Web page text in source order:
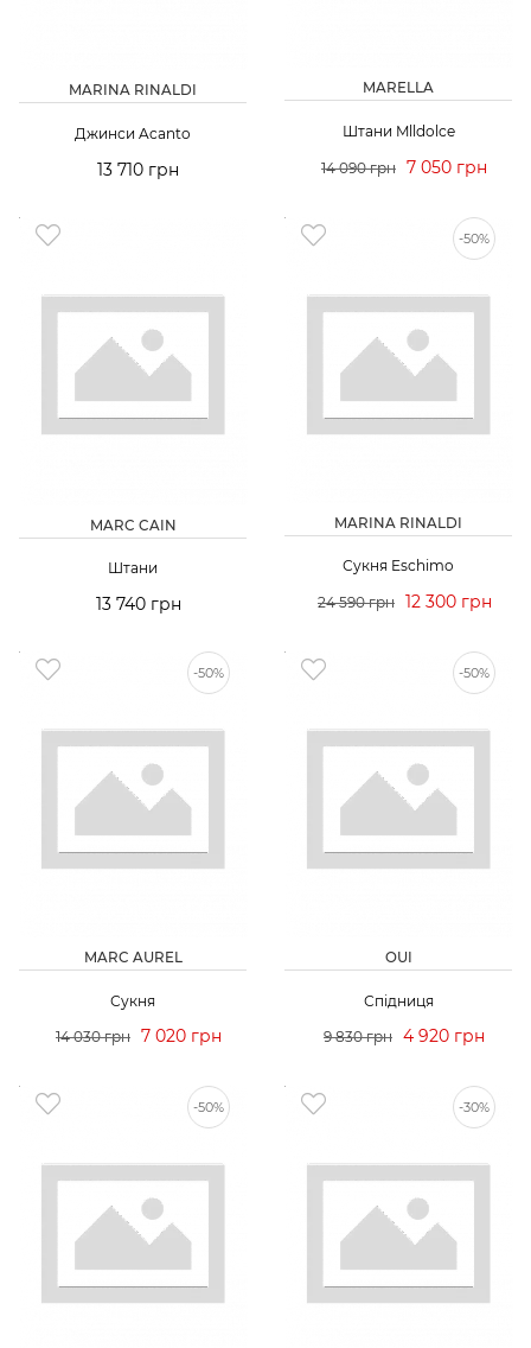
MARINA RINALDI
Джинси Acanto
13 710 грн
MARELLA
Штани Mlldolce
14 090 грн 7 050 грн
MARC CAIN
Штани
13 740 грн
-50%
MARINA RINALDI
Сукня Eschimo
24 590 грн 12 300 грн
-50%
MARC AUREL
Сукня
14 030 грн 7 020 грн
-50%
OUI
Спідниця
9 830 грн 4 920 грн
-50% -30%